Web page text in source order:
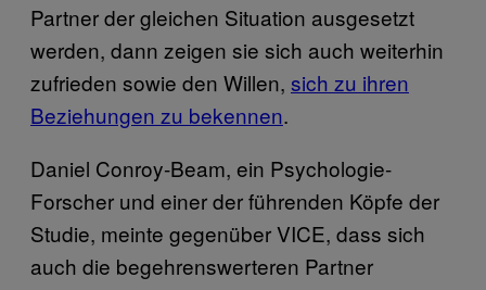
Partner der gleichen Situation ausgesetzt
werden, dann zeigen sie sich auch weiterhin
zufrieden sowie den Willen, sich zu ihren
Beziehungen zu bekennen.
Daniel Conroy-Beam, ein Psychologie-
Forscher und einer der führenden Köpfe der
Studie, meinte gegenüber VICE, dass sich
auch die begehrenswerteren Partner